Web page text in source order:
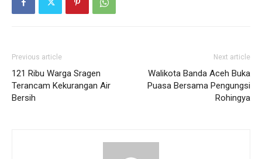
Previous article
121 Ribu Warga Sragen
Terancam Kekurangan Air
Bersih
Next article
Walikota Banda Aceh Buka
Puasa Bersama Pengungsi
Rohingya